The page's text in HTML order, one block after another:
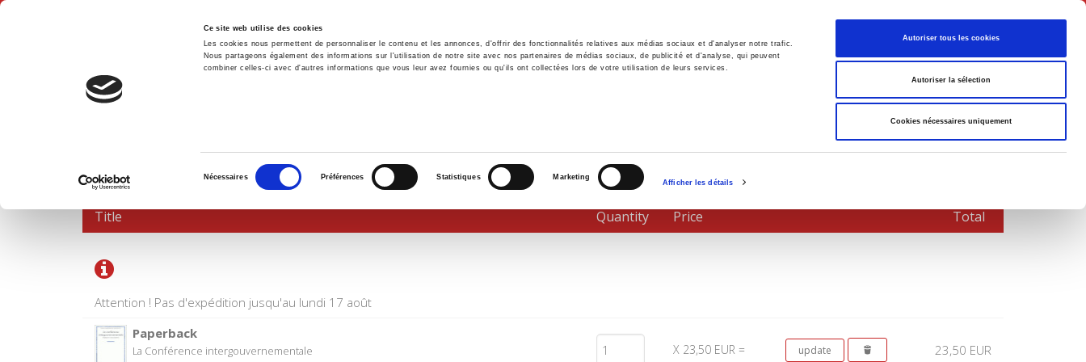
Ce site web utilise des cookies
Les cookies nous permettent de personnaliser le contenu et les annonces, d'offrir des fonctionnalités relatives aux médias sociaux et d'analyser notre trafic.
Nous partageons également des informations sur l'utilisation de notre site avec nos partenaires de médias sociaux, de publicité et d'analyse, qui peuvent
combiner celles-ci avec d'autres informations que vous leur avez fournies ou qu'ils ont collectées lors de votre utilisation de leurs services.
consentement
Nécessaires Préférences Statistiques Marketing
Afficher les détails
Autoriser tous les cookies
Autoriser la sélection
Cookies nécessaires uniquement
English
Home Environment History International Politics
SHOPPING CART
Attention ! Pas d'expédition jusqu'au lundi 17 août
Title Quantity Price Total
Paperback
La Conférence intergouvernementale
X 23,50 EUR = 23,50 EUR